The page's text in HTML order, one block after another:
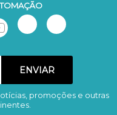
Removerpromoções e outras